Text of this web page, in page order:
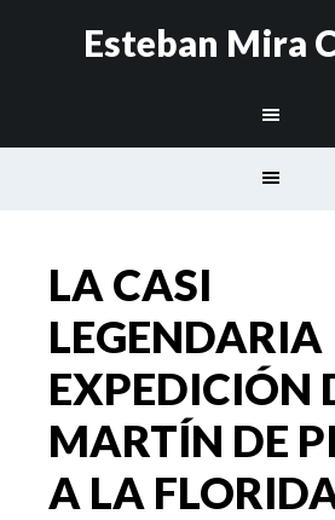
Esteban Mira
LA CASI
LEGENDARIA
EXPEDICIÓN
MARTÍN DE
A LA